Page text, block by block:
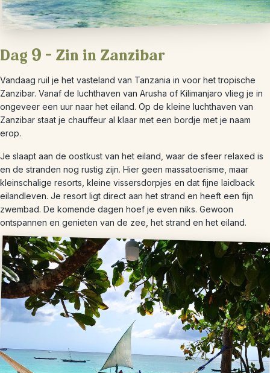
Dag 9 – Zin in Zanzibar
Vandaag ruil je het vasteland van Tanzania in voor het tropische
Zanzibar. Vanaf de luchthaven van Arusha of Kilimanjaro vlieg je in
ongeveer een uur naar het eiland. Op de kleine luchthaven van
Zanzibar staat je chauffeur al klaar met een bordje met je naam
erop.
Je slaapt aan de oostkust van het eiland, waar de sfeer relaxed is
en de stranden nog rustig zijn. Hier geen massatoerisme, maar
kleinschalige resorts, kleine vissersdorpjes en dat fijne laidback
eilandleven. Je resort ligt direct aan het strand en heeft een fijn
zwembad. De komende dagen hoef je even niks. Gewoon
ontspannen en genieten van de zee, het strand en het eiland.